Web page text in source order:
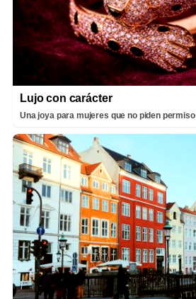
Lujo con carácter
Una joya para mujeres que no piden permiso